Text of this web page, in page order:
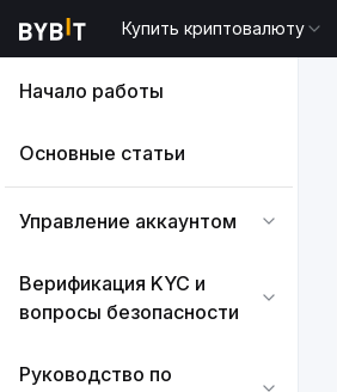
Купить криптовалюту
Начало работы
Основные статьи
Управление аккаунтом
Верификация KYC и
вопросы безопасности
Руководство по